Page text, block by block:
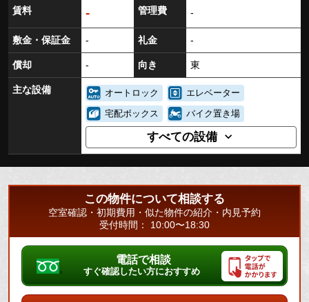
賃料 - 管理費 -
敷金・保証金 - 礼金 -
償却 - 向き 東
主な設備 オートロック
エレベーター
宅配ボックス
バイク置き場
すべての設備
この物件について相談する
空室確認・初期費用・似た物件の紹介・内見予約
受付時間： 10:00〜18:30
電話で相談
すぐ確認したい方におすすめ